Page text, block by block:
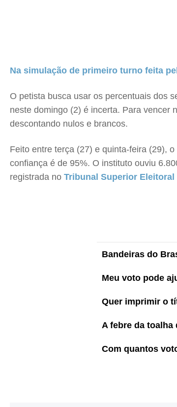
Na simulação de primeiro turno feita
O petista busca usar os percentuais dos
neste domingo (2) é incerta. Para vencer
descontando nulos e brancos.
Feito entre terça (27) e quinta-feira (29),
confiança é de 95%. O instituto ouviu
registrada no Tribunal Superior Eleitoral
Bandeiras do
Meu voto pode
Quer imprimir o
A febre da toalha
Com quantos